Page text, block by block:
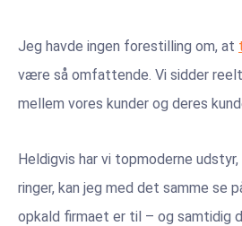
Jeg havde ingen forestilling om, at
være så omfattende. Vi sidder
mellem vores kunder og deres
Heldigvis har vi topmoderne
ringer, kan jeg med det samme se
opkald firmaet er til – og samtidig